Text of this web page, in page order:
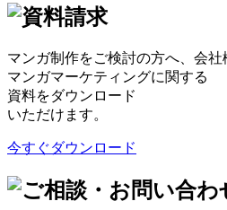
マンガ制作をご検討の方へ、会社
マンガマーケティングに関する
資料をダウンロード
いただけます。
今すぐダウンロード